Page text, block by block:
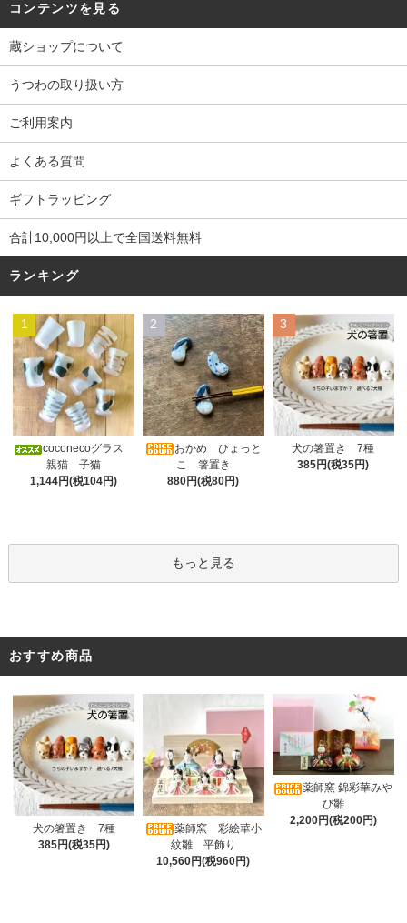
コンテンツを見る
蔵ショップについて
うつわの取り扱い方
ご利用案内
よくある質問
ギフトラッピング
合計10,000円以上で全国送料無料
ランキング
1
coconecoグラス
親猫 子猫
1,144円(税104円)
2
おかめ ひょっと
こ 箸置き
880円(税80円)
3
犬の箸置き 7種
385円(税35円)
もっと見る
おすすめ商品
犬の箸置き 7種
385円(税35円)
薬師窯 彩絵華小
紋雛 平飾り
10,560円(税960円)
薬師窯 錦彩華みや
び雛
2,200円(税200円)